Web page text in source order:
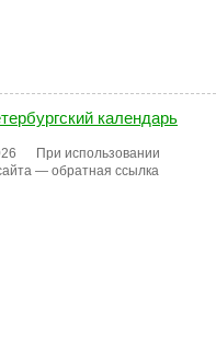
календарь
При использовании
— обратная ссылка